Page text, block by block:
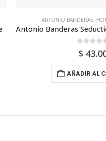
Antonio Banderas Seduction In Black Edt 100ml Para Hombre
ABERCROMBIE,EDT,
$
AÑADIR AL